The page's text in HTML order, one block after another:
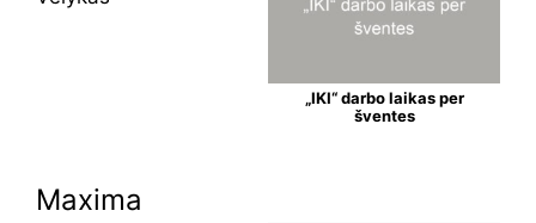
„IKI“ darbo laikas per
šventes
Maxima